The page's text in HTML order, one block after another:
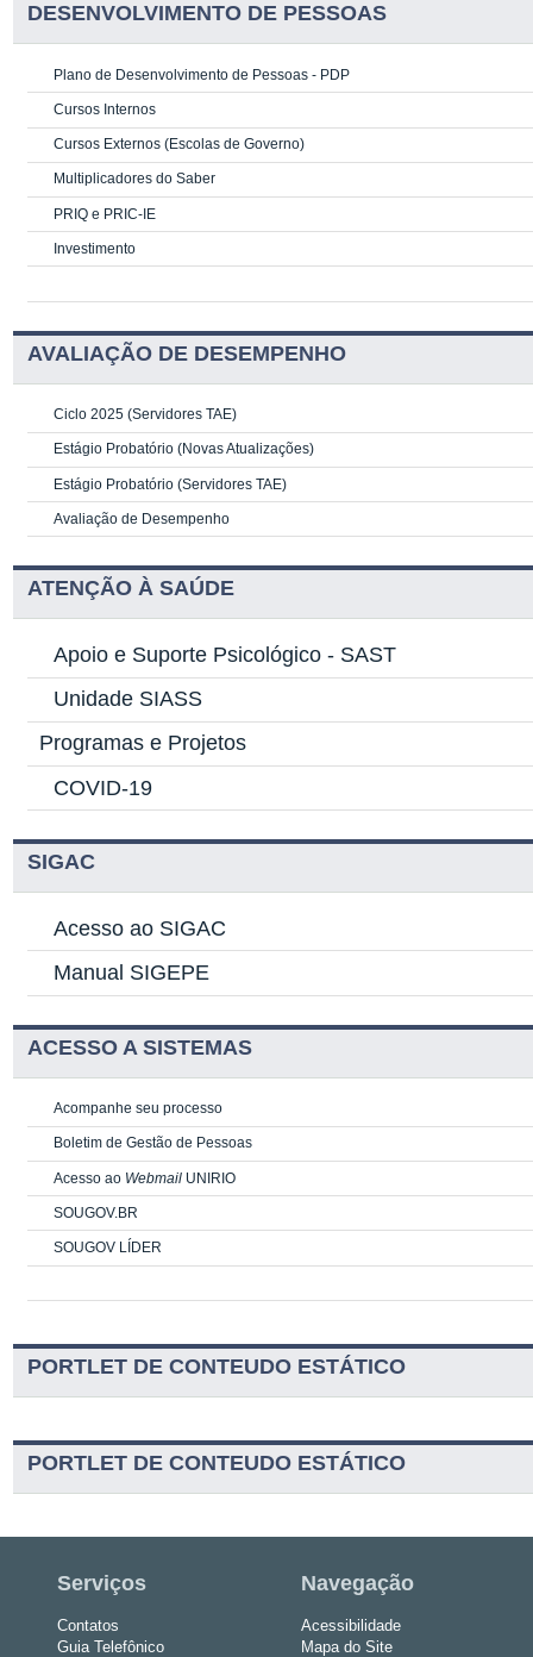
DESENVOLVIMENTO DE PESSOAS
Plano de Desenvolvimento de Pessoas - PDP
Cursos Internos
Cursos Externos (Escolas de Governo)
Multiplicadores do Saber
PRIQ e PRIC-IE
Investimento
AVALIAÇÃO DE DESEMPENHO
Ciclo 2025 (Servidores TAE)
Estágio Probatório (Novas Atualizações)
Estágio Probatório (Servidores TAE)
Avaliação de Desempenho
ATENÇÃO À SAÚDE
Apoio e Suporte Psicológico - SAST
Unidade SIASS
Programas e Projetos
COVID-19
SIGAC
Acesso ao SIGAC
Manual SIGEPE
ACESSO A SISTEMAS
Acompanhe seu processo
Boletim de Gestão de Pessoas
Acesso ao Webmail UNIRIO
SOUGOV.BR
SOUGOV LÍDER
PORTLET DE CONTEUDO ESTÁTICO
PORTLET DE CONTEUDO ESTÁTICO
Serviços
Contatos
Guia Telefônico
Navegação
Acessibilidade
Mapa do Site